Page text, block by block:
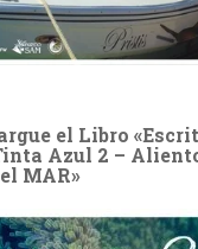
el Libro
Azul 2 –
MAR»